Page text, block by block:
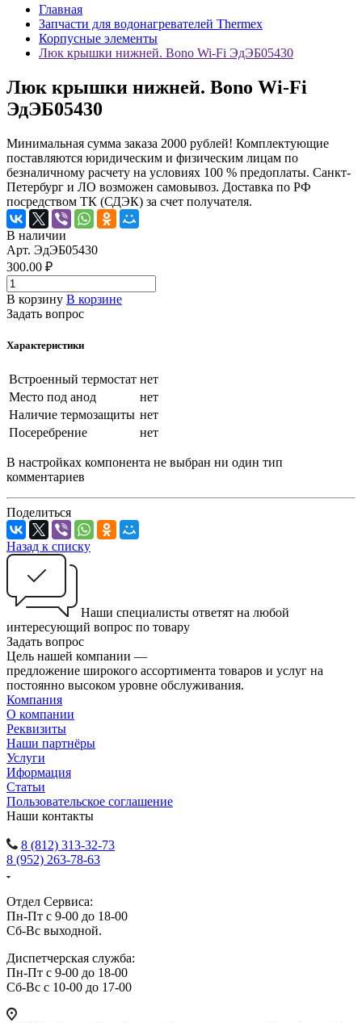
Главная
Запчасти для водонагревателей Thermex
Корпусные элементы
Люк крышки нижней. Bono Wi-Fi ЭдЭБ05430
Люк крышки нижней. Bono Wi-Fi
ЭдЭБ05430
Минимальная сумма заказа 2000 рублей! Комплектующие
поставляются юридическим и физическим лицам по
безналичному расчету на условиях 100 % предоплаты. Санкт-
Петербург и ЛО возможен самовывоз. Доставка по РФ
посредством ТК (СДЭК) за счет получателя.
В наличии
Арт. ЭдЭБ05430
300.00 ₽
В корзину В корзине
Задать вопрос
Характеристики
Встроенный термостат нет
Место под анод
нет
Наличие термозащиты нет
Посеребрение
нет
В настройках компонента не выбран ни один тип
комментариев
Поделиться
Назад к списку
Наши специалисты ответят на любой
интересующий вопрос по товару
Задать вопрос
Цель нашей компании —
предложение широкого ассортимента товаров и услуг на
постоянно высоком уровне обслуживания.
Компания
О компании
Реквизиты
Наши партнёры
Услуги
Иформация
Статьи
Пользовательское соглашение
Наши контакты
8 (812) 313-32-73
8 (952) 263-78-63
Отдел Сервиса:
Пн-Пт с 9-00 до 18-00
Сб-Вс выходной.
Диспетчерская служба:
Пн-Пт с 9-00 до 18-00
Сб-Вс с 10-00 до 17-00